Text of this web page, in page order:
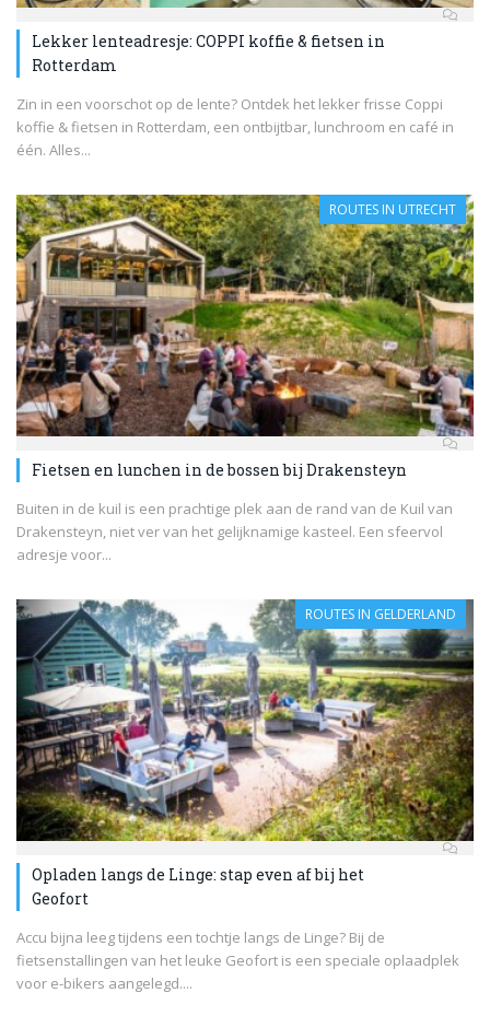
Lekker lenteadresje: COPPI koffie & fietsen in
Rotterdam
Zin in een voorschot op de lente? Ontdek het lekker frisse Coppi
koffie & fietsen in Rotterdam, een ontbijtbar, lunchroom en café in
één. Alles...
ROUTES IN UTRECHT
Fietsen en lunchen in de bossen bij Drakensteyn
Buiten in de kuil is een prachtige plek aan de rand van de Kuil van
Drakensteyn, niet ver van het gelijknamige kasteel. Een sfeervol
adresje voor...
ROUTES IN GELDERLAND
Opladen langs de Linge: stap even af bij het
Geofort
Accu bijna leeg tijdens een tochtje langs de Linge? Bij de
fietsenstallingen van het leuke Geofort is een speciale oplaadplek
voor e-bikers aangelegd....